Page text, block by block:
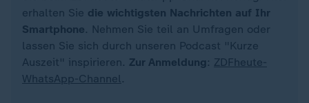
erhalten Sie die wichtigsten Nachrichten auf Ihr
Smartphone. Nehmen Sie teil an Umfragen oder
lassen Sie sich durch unseren Podcast "Kurze
Auszeit" inspirieren. Zur Anmeldung : ZDFheute-
WhatsApp-Channel.